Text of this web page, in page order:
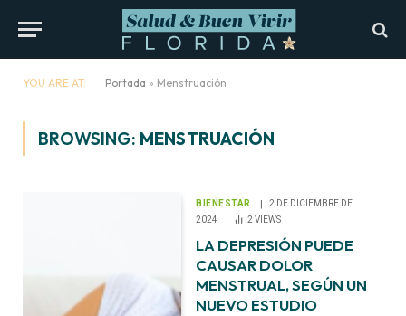
YOU ARE AT: Portada » Menstruación
BROWSING: MENSTRUACIÓN
BIENESTAR
2 DE DICIEMBRE DE
2024
2VIEWS
LA DEPRESIÓN PUEDE
CAUSAR DOLOR
MENSTRUAL, SEGÚN UN
NUEVO ESTUDIO